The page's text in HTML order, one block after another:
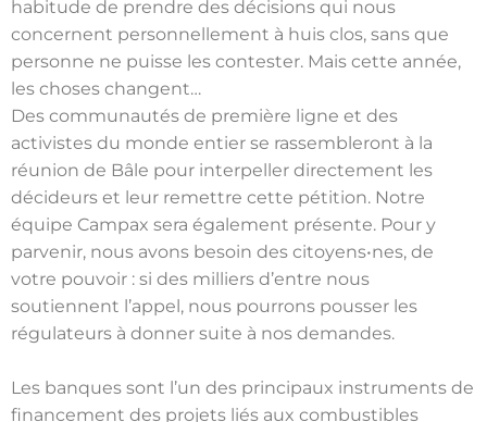
habitude de prendre des décisions qui nous
concernent personnellement à huis clos, sans que
personne ne puisse les contester. Mais cette année,
les choses changent…
Des communautés de première ligne et des
activistes du monde entier se rassembleront à la
réunion de Bâle pour interpeller directement les
décideurs et leur remettre cette pétition. Notre
équipe Campax sera également présente. Pour y
parvenir, nous avons besoin des citoyens•nes, de
votre pouvoir : si des milliers d’entre nous
soutiennent l’appel, nous pourrons pousser les
régulateurs à donner suite à nos demandes.
Les banques sont l’un des principaux instruments de
financement des projets liés aux combustibles